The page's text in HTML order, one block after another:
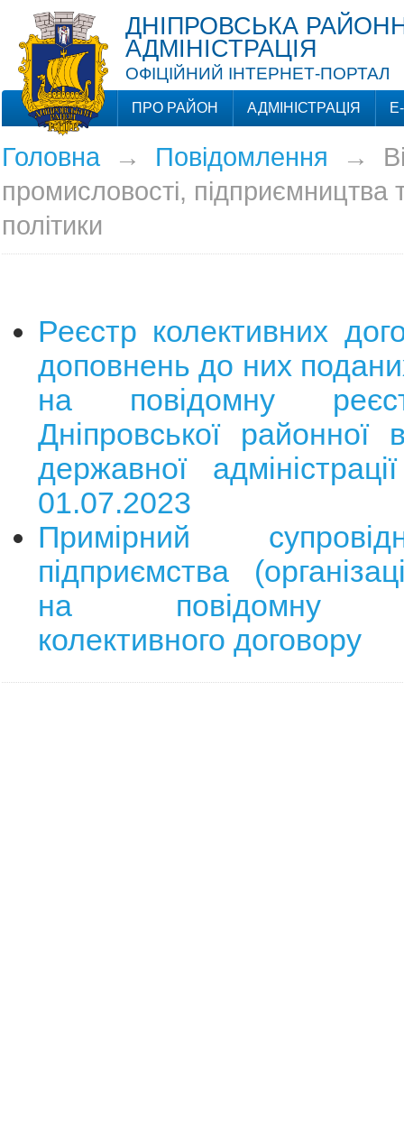
ДНІПРОВСЬКА
АДМІНІСТРАЦІЯ
ОФІЦІЙНИЙ ІНТЕРНЕТ-ПОРТАЛ
ПРО РАЙОН АДМІНІСТРАЦІЯ
Головна→ Повідомлення →
промисловості, підприємництва
політики
Реєстр колективних
доповнень до них
на повідомну
Дніпровської районної
державної
01.07.2023
Примірний
підприємства
на повідомну
колективного договору